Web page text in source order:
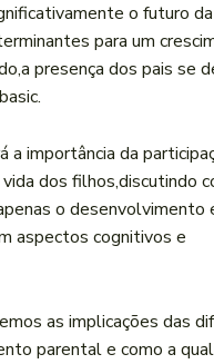
o futuro ⁣da
para um‍
presença dos pais se
a importância da
dos filhos,discutindo
o desenvolvimento
aspectos cognitivos ⁢e
as implicações das
parental e⁣ como a